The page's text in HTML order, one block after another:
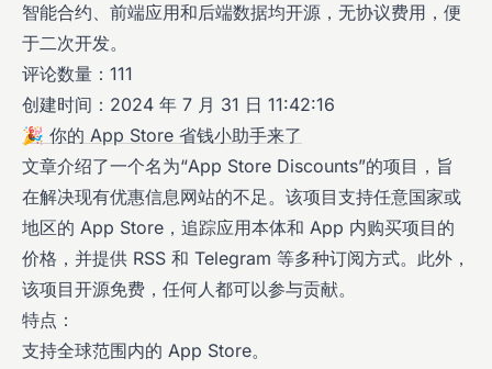
智能合约、前端应用和后端数据均开源，无协议费用，便
于二次开发。
评论数量：111
创建时间：2024 年 7 月 31 日 11:42:16
🎉 你的 App Store 省钱小助手来了
文章介绍了一个名为“App Store Discounts”的项目，旨
在解决现有优惠信息网站的不足。该项目支持任意国家或
地区的 App Store，追踪应用本体和 App 内购买项目的
价格，并提供 RSS 和 Telegram 等多种订阅方式。此外，
该项目开源免费，任何人都可以参与贡献。
特点：
支持全球范围内的 App Store。